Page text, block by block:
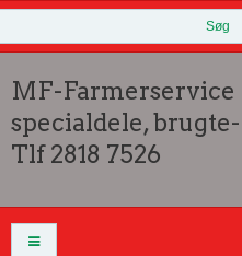
Søg
MF-
specialdele,
Tlf 2818 7526